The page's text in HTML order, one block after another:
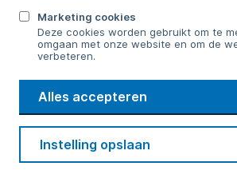
Marketing cookies
Deze cookies worden gebruikt om te
omgaan met onze website en om de
verbeteren.
Alles accepteren
Instelling opslaan
Bericht sturen
WMD
Drinkwater
Cookie voorkeuren
Privacy Disclaimer